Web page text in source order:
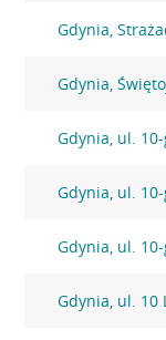
Gdynia,
Gdynia,
Gdynia, ul.
Gdynia, ul.
Gdynia, ul.
Gdynia, ul. 10